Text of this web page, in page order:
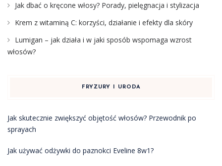
Jak dbać o kręcone włosy? Porady, pielęgnacja i stylizacja
Krem z witaminą C: korzyści, działanie i efekty dla skóry
Lumigan – jak działa i w jaki sposób wspomaga wzrost
włosów?
FRYZURY I URODA
Jak skutecznie zwiększyć objętość włosów? Przewodnik po
sprayach
Jak używać odżywki do paznokci Eveline 8w1?